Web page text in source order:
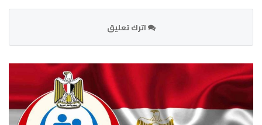
اترك تعليق